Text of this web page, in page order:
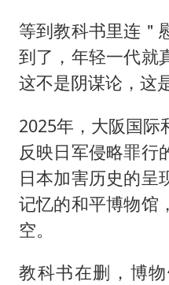
等到教科书里连＂
到了，年轻一代就
这不是阴谋论，这
2025年，大阪国际
反映日军侵略罪行
日本加害历史的呈
记忆的和平博物馆
空。
教科书在删，博